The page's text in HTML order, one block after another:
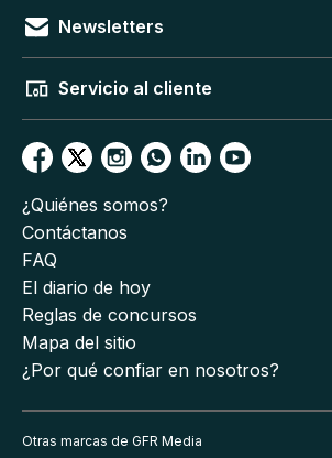
Newsletters
Servicio al cliente
¿Quiénes somos?
Contáctanos
FAQ
El diario de hoy
Reglas de concursos
Mapa del sitio
¿Por qué confiar en nosotros?
Otras marcas de GFR Media